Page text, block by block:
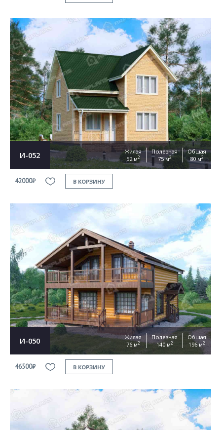
И-052
Жилая
52 м2
Полезная
75 м2
Общая
80 м2
42000₽ В КОРЗИНУ
И-050
Жилая
76 м2
Полезная
140 м2
Общая
196 м2
46500₽ В КОРЗИНУ